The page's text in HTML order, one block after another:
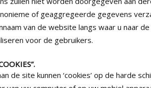
anonieme of geaggregeerde gegevens
van de website langs waar u naar
voor de gebruikers.
de site kunnen ‘cookies’ op de harde